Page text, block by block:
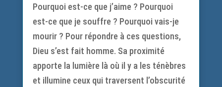
Pourquoi est-ce que j’aime ? Pourquoi
est-ce que je souffre ? Pourquoi vais-je
mourir ? Pour répondre à ces questions,
Dieu s’est fait homme. Sa proximité
apporte la lumière là où il y a les ténèbres
et illumine ceux qui traversent l’obscurité